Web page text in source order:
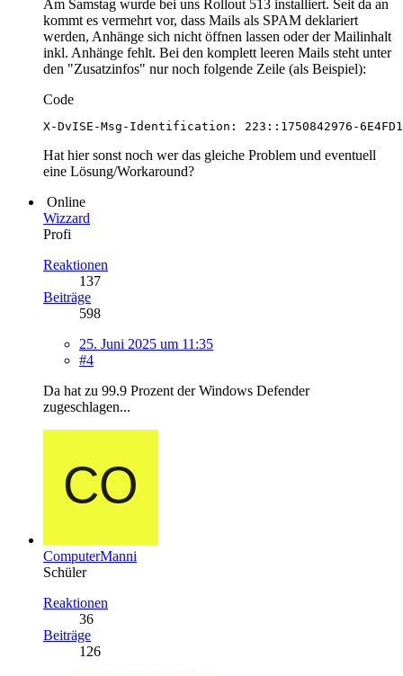
Am Samstag wurde bei uns Rollout 513 installiert. Seit da an
kommt es vermehrt vor, dass Mails als SPAM deklariert
werden, Anhänge sich nicht öffnen lassen oder der Mailinhalt
inkl. Anhänge fehlt. Bei den komplett leeren Mails steht unter
den "Zusatzinfos" nur noch folgende Zeile (als Beispiel):
Code
X-DvISE-Msg-Identification: 223::1750842976-
Hat hier sonst noch wer das gleiche Problem und eventuell
eine Lösung/Workaround?
Online
Wizzard
Profi
Reaktionen
137
Beiträge
598
25. Juni 2025 um 11:35
#4
Da hat zu 99.9 Prozent der Windows Defender
zugeschlagen...
ComputerManni
Schüler
Reaktionen
36
Beiträge
126